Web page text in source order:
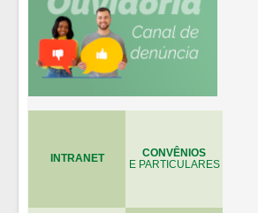
INTRANET CONVÊNIOS
E PARTICULARES